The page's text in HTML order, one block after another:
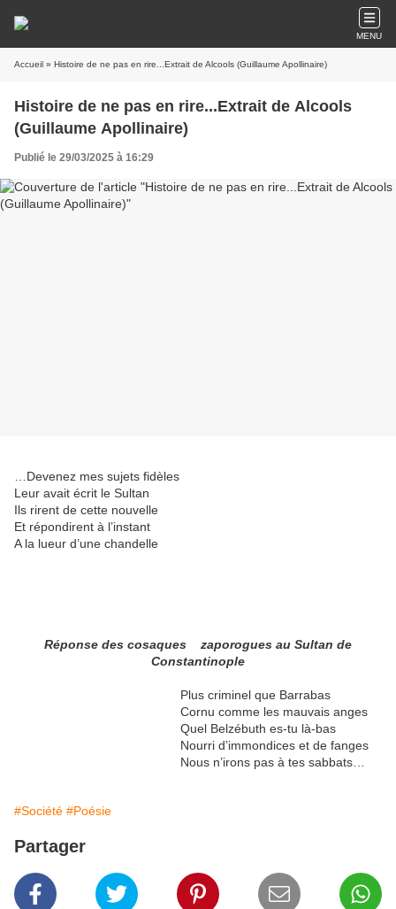
MENU
Accueil » Histoire de ne pas en rire...Extrait de Alcools (Guillaume Apollinaire)
Histoire de ne pas en rire...Extrait de Alcools
(Guillaume Apollinaire)
Publié le 29/03/2025 à 16:29
…Devenez mes sujets fidèles
Leur avait écrit le Sultan
Ils rirent de cette nouvelle
Et répondirent à l’instant
A la lueur d’une chandelle
Réponse des cosaques zaporogues au Sultan de
Constantinople
Plus criminel que Barrabas
Cornu comme les mauvais anges
Quel Belzébuth es-tu là-bas
Nourri d’immondices et de fanges
Nous n’irons pas à tes sabbats…
#Société #Poésie
Partager